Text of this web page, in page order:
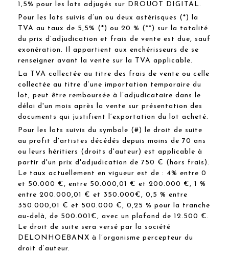
1,5% pour les lots adjugés sur DROUOT DIGITAL.
Pour les lots suivis d’un ou deux astérisques (*) la
TVA au taux de 5,5% (*) ou 20 % (**) sur la totalité
du prix d’adjudication et frais de vente est due, sauf
exonération. Il appartient aux enchérisseurs de se
renseigner avant la vente sur la TVA applicable.
La TVA collectée au titre des frais de vente ou celle
collectée au titre d’une importation temporaire du
lot, peut être remboursée à l’adjudicataire dans le
délai d'un mois après la vente sur présentation des
documents qui justifient l’exportation du lot acheté.
Pour les lots suivis du symbole (#) le droit de suite
au profit d'artistes décédés depuis moins de 70 ans
ou leurs héritiers (droits d'auteur) est applicable à
partir d'un prix d'adjudication de 750 € (hors frais).
Le taux actuellement en vigueur est de : 4% entre 0
et 50.000 €, entre 50.000,01 € et 200.000 €, 1 %
entre 200.000,01 € et 350.000€, 0,5 % entre
350.000,01 € et 500.000 €, 0,25 % pour la tranche
au-delà, de 500.001€, avec un plafond de 12.500 €.
Le droit de suite sera versé par la société
DELONHOEBANX à l’organisme percepteur du
droit d’auteur.